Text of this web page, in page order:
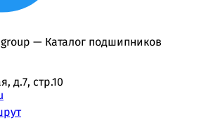
— Каталог подшипников
д.7, стр.10